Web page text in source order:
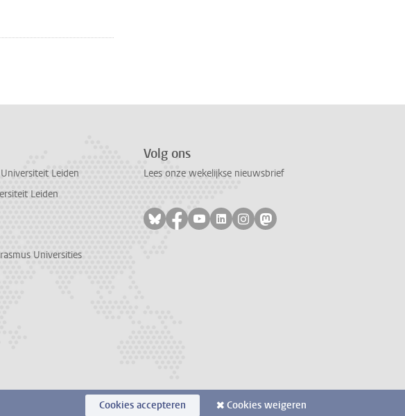
Leiden
Leiden
Universities
Volg ons
Lees onze wekelijkse nieuwsbrief
Volg ons op bluesky
Volg ons op facebook
Volg ons op youtube
Volg ons op linkedin
Volg ons op instagram
Volg ons op mastodon
Cookies accepteren Cookies weigeren